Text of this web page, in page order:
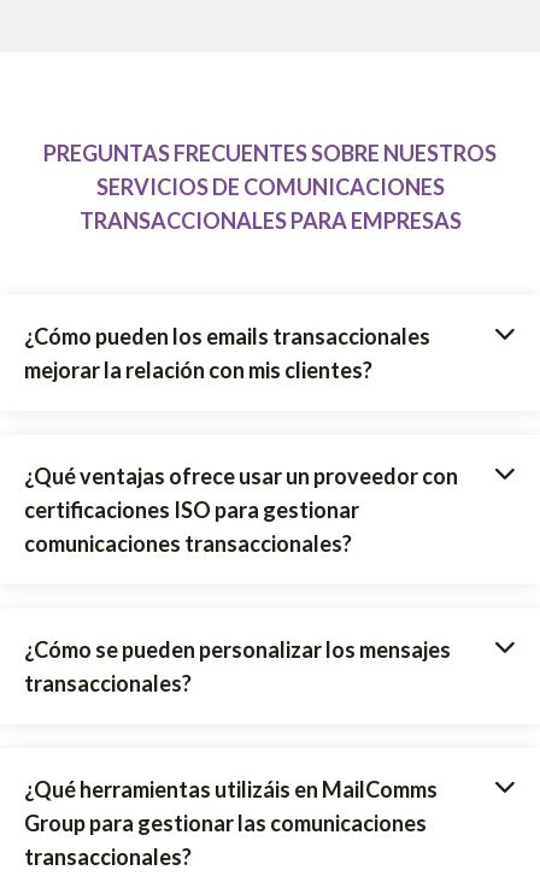
PREGUNTAS FRECUENTES SOBRE NUESTROS
SERVICIOS DE COMUNICACIONES
TRANSACCIONALES PARA EMPRESAS
¿Cómo pueden los emails transaccionales
mejorar la relación con mis clientes?
¿Qué ventajas ofrece usar un proveedor con
certificaciones ISO para gestionar
comunicaciones transaccionales?
¿Cómo se pueden personalizar los mensajes
transaccionales?
¿Qué herramientas utilizáis en MailComms
Group para gestionar las comunicaciones
transaccionales?